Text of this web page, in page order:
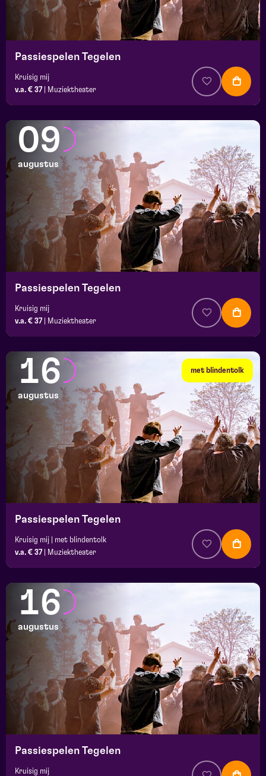
Passiespelen Tegelen
Kruisig mij
v.a. € 37
Muziektheater
09
augustus
Passiespelen Tegelen
Kruisig mij
v.a. € 37
Muziektheater
met blindentolk
16
augustus
Passiespelen Tegelen
Kruisig mij | met blindentolk
v.a. € 37
Muziektheater
16
augustus
Passiespelen Tegelen
Kruisig mij